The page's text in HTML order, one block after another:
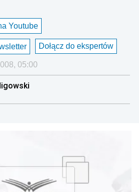
Youtube
Dołącz do ekspertów
05:00